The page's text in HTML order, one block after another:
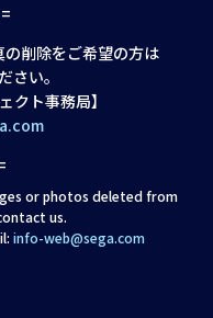
の削除をご希望の方は
さい。
クト事務局】
or photos deleted from
us.
info-web@sega.com